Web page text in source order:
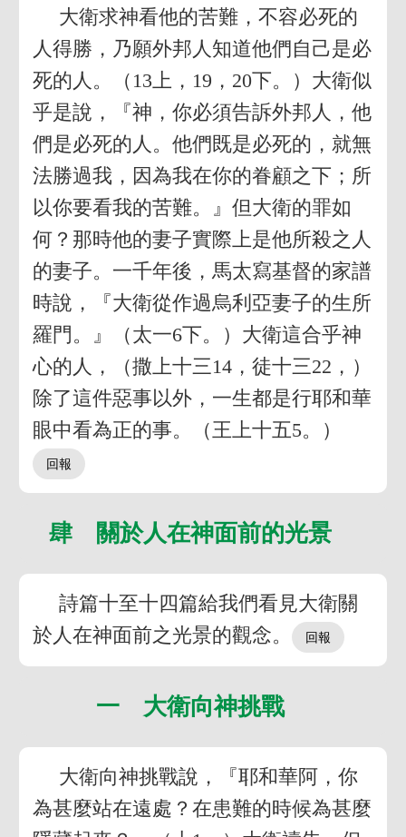
大衛求神看他的苦難，不容必死的
人得勝，乃願外邦人知道他們自己是必
死的人。（13上，19，20下。）大衛似
乎是說，『神，你必須告訴外邦人，他
們是必死的人。他們既是必死的，就無
法勝過我，因為我在你的眷顧之下；所
以你要看我的苦難。』但大衛的罪如
何？那時他的妻子實際上是他所殺之人
的妻子。一千年後，馬太寫基督的家譜
時說，『大衛從作過烏利亞妻子的生所
羅門。』（太一6下。）大衛這合乎神
心的人，（撒上十三14，徒十三22，）
除了這件惡事以外，一生都是行耶和華
眼中看為正的事。（王上十五5。）
肆 關於人在神面前的光景
詩篇十至十四篇給我們看見大衛關
於人在神面前之光景的觀念。
一 大衛向神挑戰
大衛向神挑戰說，『耶和華阿，你
為甚麼站在遠處？在患難的時候為甚麼